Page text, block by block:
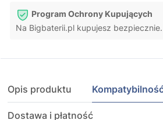
Program Ochrony Kupujących
Na Bigbaterii.pl kupujesz bezpiecznie.
Opis produktu
Dostawa i płatność